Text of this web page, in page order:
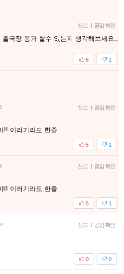
신고 | 공감 확인
국장 통과 할수 있는지 생각해보세요..
1
6
신고 | 공감 확인
!! 이러기라도 한줄
1
5
신고 | 공감 확인
!! 이러기라도 한줄
1
5
신고 | 공감 확인
0
0